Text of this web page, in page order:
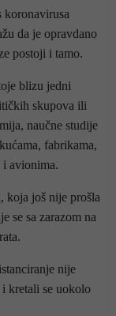
koronavirusa
da je opravdano
postoji i tamo.
blizu jedni
skupova ili
naučne studije
fabrikama,
i avionima.
koja još nije prošla
se sa zarazom na
nije
kretali se uokolo